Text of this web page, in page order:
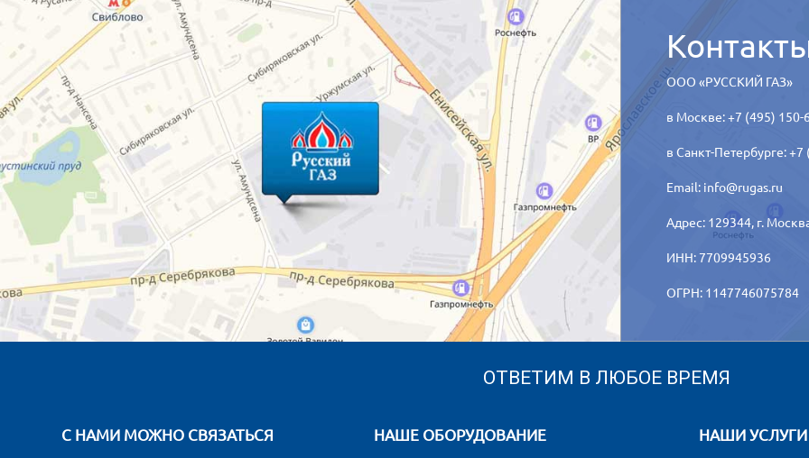
ООО «РУССКИЙ ГАЗ»
в Москве: +7 (495) 150-
в Санкт-Петербурге:
Email: info@rugas.ru
Адрес: 129344, г.
ИНН: 7709945936
ОГРН: 1147746075784